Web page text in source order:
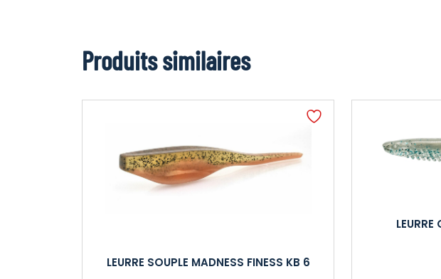
Produits similaires
LEURRE SOUPLE MADNESS FINESS KB 6